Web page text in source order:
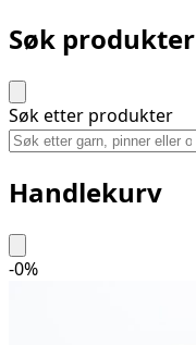
Søk produkter
Søk etter produkter
Handlekurv
-0%